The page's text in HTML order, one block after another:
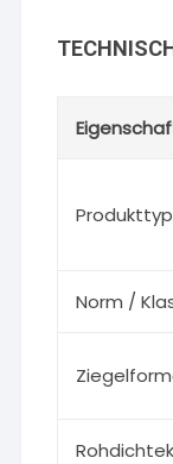
Produkttyp
Norm /